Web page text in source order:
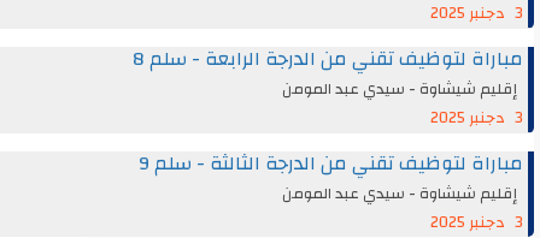
مباراة لتوظيف تقني من الدرجة الرابعة - سلم 8
إقليم شيشاوة - سيدي عبد المومن
مباراة لتوظيف تقني من الدرجة الثالثة - سلم 9
إقليم شيشاوة - سيدي عبد المومن